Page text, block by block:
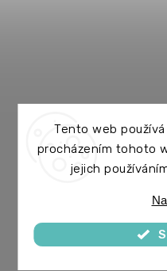
Tento web
procházením tohoto
jejich